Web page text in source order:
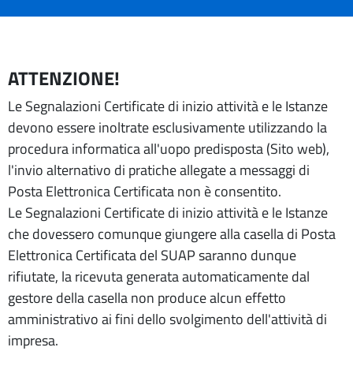
ATTENZIONE!
Le Segnalazioni Certificate di inizio attività e le Istanze
devono essere inoltrate esclusivamente utilizzando la
procedura informatica all'uopo predisposta (Sito web),
l'invio alternativo di pratiche allegate a messaggi di
Posta Elettronica Certificata non è consentito.
Le Segnalazioni Certificate di inizio attività e le Istanze
che dovessero comunque giungere alla casella di Posta
Elettronica Certificata del SUAP saranno dunque
rifiutate, la ricevuta generata automaticamente dal
gestore della casella non produce alcun effetto
amministrativo ai fini dello svolgimento dell'attività di
impresa.